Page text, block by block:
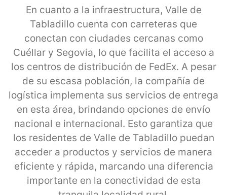
En cuanto a la infraestructura, Valle de
Tabladillo cuenta con carreteras que
conectan con ciudades cercanas como
Cuéllar y Segovia, lo que facilita el acceso a
los centros de distribución de FedEx. A pesar
de su escasa población, la compañía de
logística implementa sus servicios de entrega
en esta área, brindando opciones de envío
nacional e internacional. Esto garantiza que
los residentes de Valle de Tabladillo puedan
acceder a productos y servicios de manera
eficiente y rápida, marcando una diferencia
importante en la conectividad de esta